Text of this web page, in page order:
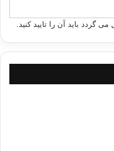
گردد باید آن را تایید کنید.